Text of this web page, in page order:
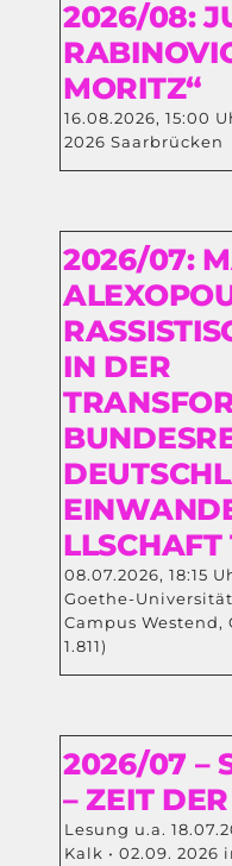
2026/08:
MORITZ“
16.08.2026, 15:00
2026 Saarbrücken
2026/07:
IN DER
08.07.2026, 18:15
Goethe-
Campus Westend,
1.811)
2026/07 –
– ZEIT
Lesung u.a.
Kalk • 02.09.